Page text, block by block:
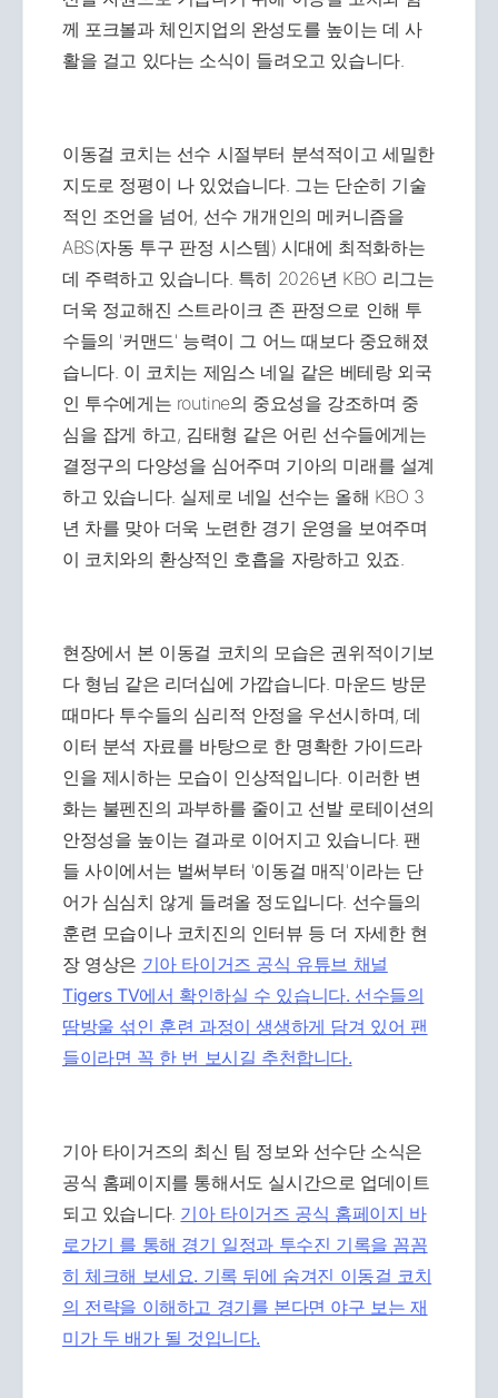
께 포크볼과 체인지업의 완성도를 높이는 데 사
활을 걸고 있다는 소식이 들려오고 있습니다.
이동걸 코치는 선수 시절부터 분석적이고 세밀한
지도로 정평이 나 있었습니다. 그는 단순히 기술
적인 조언을 넘어, 선수 개개인의 메커니즘을
ABS(자동 투구 판정 시스템) 시대에 최적화하는
데 주력하고 있습니다. 특히 2026년 KBO 리그는
더욱 정교해진 스트라이크 존 판정으로 인해 투
수들의 '커맨드' 능력이 그 어느 때보다 중요해졌
습니다. 이 코치는 제임스 네일 같은 베테랑 외국
인 투수에게는 routine의 중요성을 강조하며 중
심을 잡게 하고, 김태형 같은 어린 선수들에게는
결정구의 다양성을 심어주며 기아의 미래를 설계
하고 있습니다. 실제로 네일 선수는 올해 KBO 3
년 차를 맞아 더욱 노련한 경기 운영을 보여주며
이 코치와의 환상적인 호흡을 자랑하고 있죠.
현장에서 본 이동걸 코치의 모습은 권위적이기보
다 형님 같은 리더십에 가깝습니다. 마운드 방문
때마다 투수들의 심리적 안정을 우선시하며, 데
이터 분석 자료를 바탕으로 한 명확한 가이드라
인을 제시하는 모습이 인상적입니다. 이러한 변
화는 불펜진의 과부하를 줄이고 선발 로테이션의
안정성을 높이는 결과로 이어지고 있습니다. 팬
들 사이에서는 벌써부터 '이동걸 매직'이라는 단
어가 심심치 않게 들려올 정도입니다. 선수들의
훈련 모습이나 코치진의 인터뷰 등 더 자세한 현
장 영상은 기아 타이거즈 공식 유튜브 채널
Tigers TV에서 확인하실 수 있습니다. 선수들의
땀방울 섞인 훈련 과정이 생생하게 담겨 있어 팬
들이라면 꼭 한 번 보시길 추천합니다.
기아 타이거즈의 최신 팀 정보와 선수단 소식은
공식 홈페이지를 통해서도 실시간으로 업데이트
되고 있습니다. 기아 타이거즈 공식 홈페이지 바
로가기 를 통해 경기 일정과 투수진 기록을 꼼꼼
히 체크해 보세요. 기록 뒤에 숨겨진 이동걸 코치
의 전략을 이해하고 경기를 본다면 야구 보는 재
미가 두 배가 될 것입니다.